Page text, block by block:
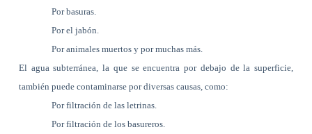
Por basuras.
Por el jabón.
Por animales muertos y por muchas más.
El agua subterránea, la que se encuentra por debajo de la superficie,
también puede contaminarse por diversas causas, como:
Por filtración de las letrinas.
Por filtración de los basureros.